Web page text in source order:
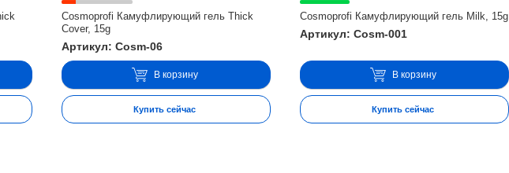
Cosmoprofi Камуфлирующий гель Thick
Cover, 15g
Артикул: Cosm-06
В корзину
Купить сейчас
Cosmoprofi Камуфлирующий гель Milk, 15g
Артикул: Cosm-001
В корзину
Купить сейчас